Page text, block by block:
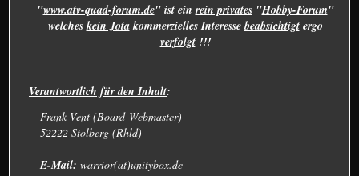
"www.atv-quad-forum.de" ist einrein privates"Hobby-Forum"
welcheskein Jotakommerzielles Interesse beabsichtigtergo
verfolgt!!!
Verantwortlich für den Inhalt:
Frank Vent (Board-Webmaster)
52222 Stolberg (Rhld)
E-Mail: warrior(at)unitybox.de